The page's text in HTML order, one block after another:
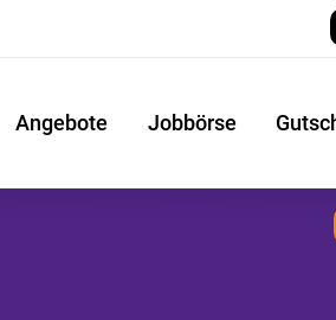
Angebote Jobbörse